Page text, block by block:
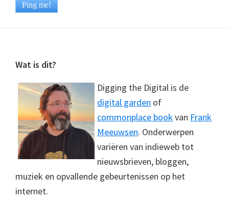
Footer
Wat is dit?
Digging the Digital is de
digital garden of
commonplace bookvan Frank
Meeuwsen. Onderwerpen
variëren van indieweb tot
nieuwsbrieven, bloggen,
muziek en opvallende gebeurtenissen op het
internet.